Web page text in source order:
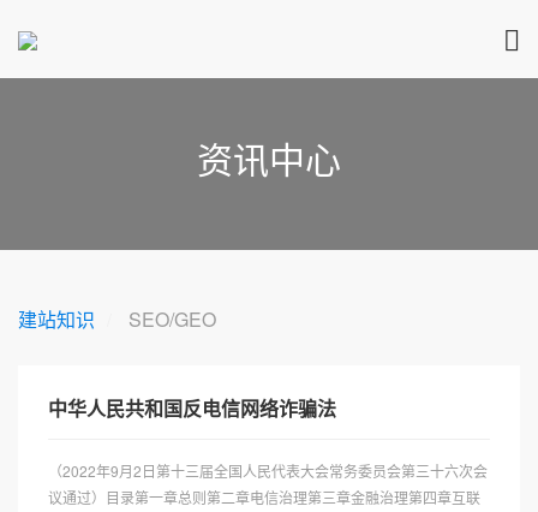
资讯中心
建站知识 SEO/GEO
中华人民共和国反电信网络诈骗法
（2022年9月2日第十三届全国人民代表大会常务委员会第三十六次会
议通过）目录第一章总则第二章电信治理第三章金融治理第四章互联